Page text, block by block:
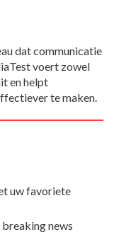
dat communicatie
voert zowel
en helpt
te maken.
uw favoriete
news